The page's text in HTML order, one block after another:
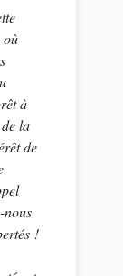
où
à
la
de
!